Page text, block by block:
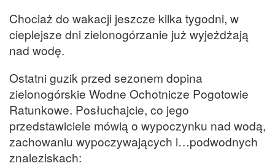
Chociaż do wakacji jeszcze kilka tygodni, w
cieplejsze dni zielonogórzanie już wyjeżdżają
nad wodę.
Ostatni guzik przed sezonem dopina
zielonogórskie Wodne Ochotnicze Pogotowie
Ratunkowe. Posłuchajcie, co jego
przedstawiciele mówią o wypoczynku nad wodą,
zachowaniu wypoczywających i…podwodnych
znaleziskach: